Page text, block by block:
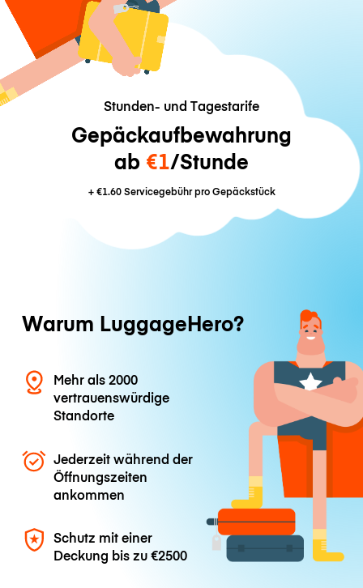
Stunden- und Tagestarife
Gepäckaufbewahrung
ab €1/Stunde
+€1.60Servicegebühr pro Gepäckstück
Warum LuggageHero?
Mehr als 2000
vertrauenswürdige
Standorte
Jederzeit während der
Öffnungszeiten
ankommen
Schutz mit einer
Deckung bis zu€2500